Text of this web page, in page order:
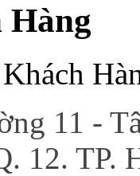
Hàng
11 -
12. TP.